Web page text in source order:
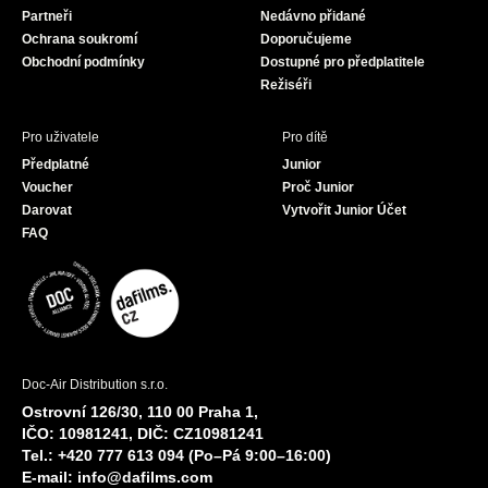
Partneři
Ochrana soukromí
Obchodní podmínky
Nedávno přidané
Doporučujeme
Dostupné pro předplatitele
Režiséři
Pro uživatele
Předplatné
Voucher
Darovat
FAQ
Pro dítě
Junior
Proč Junior
Vytvořit Junior Účet
Doc-Air Distribution s.r.o.
Ostrovní 126/30, 110 00 Praha 1,
IČO: 10981241, DIČ: CZ10981241
Tel.: +420 777 613 094 (Po–Pá 9:00–16:00)
E-mail: info@dafilms.com